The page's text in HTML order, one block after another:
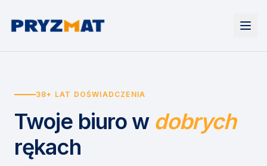
Urządzenia
Drukarki i urządzenia wielofunkcyjne
Etykiety i identyfikacja
Skanery i obieg dokumentów
Monitory interaktywne
Niszczarki dokumentów
Wynajem drukarek
Wynajem urządzeń biurowych
Asystent druku
EZD RP
Misja szkoła
Serwis
38+ LAT DOŚWIADCZENIA
Twoje biuro w dobrych
rękach